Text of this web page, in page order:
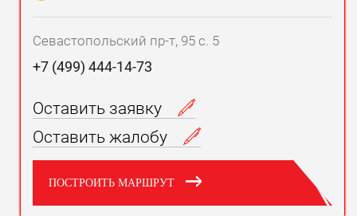
Севастопольский пр-т, 95 с. 5
+7 (499) 444-14-73
Оставить заявку
Оставить жалобу
ПОСТРОИТЬ МАРШРУТ